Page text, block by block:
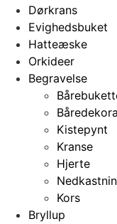
Dørkrans
Evighedsbuket
Hatteæske
Orkideer
Begravelse
Kistepynt
Kranse
Hjerte
Kors
Bryllup